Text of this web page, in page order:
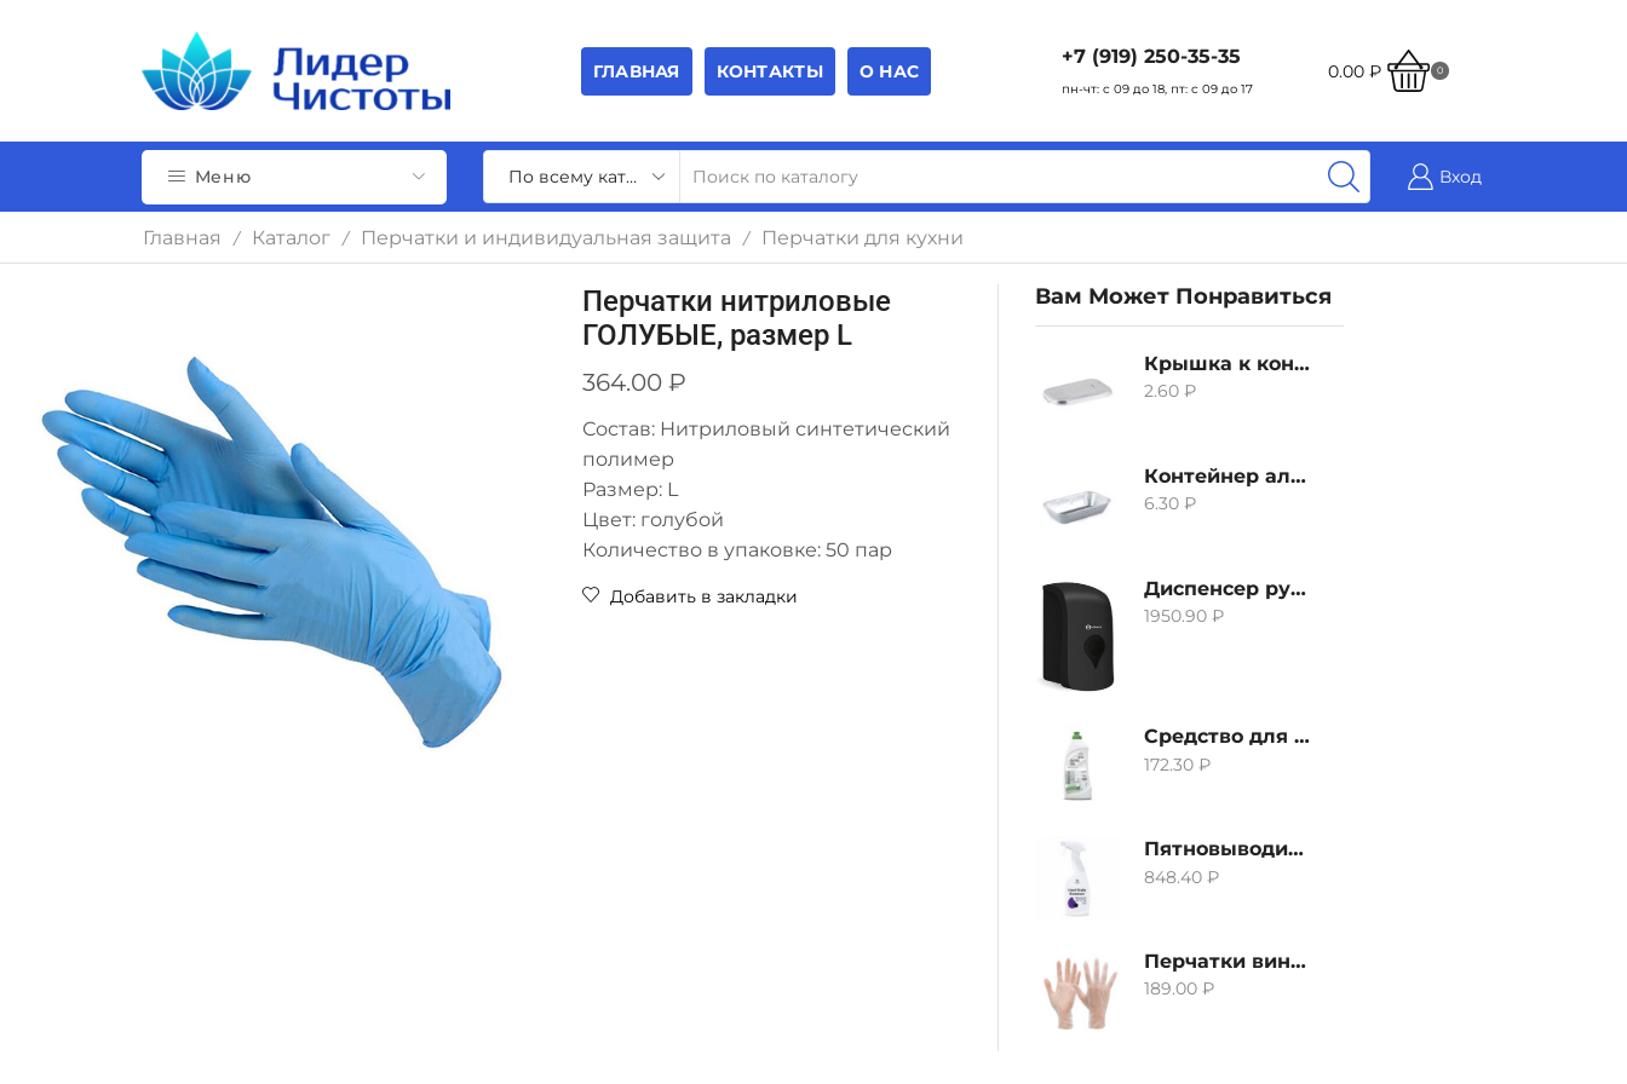
ГЛАВНАЯ КОНТАКТЫ О НАС
+7 (919) 250-35-35
пн-чт: с 09 до 18, пт: с 09 до 17
0.00 ₽ 0
Меню Вход
Главная / Каталог / Перчатки и индивидуальная защита / Перчатки для кухни
Перчатки нитриловые
ГОЛУБЫЕ, размер L
364.00 ₽
Состав: Нитриловый синтетический
полимер
Размер: L
Цвет: голубой
Количество в упаковке: 50 пар
Добавить в закладки
Вам Может Понравиться
Крышка к контейнеру алюминиевого 380мл
2.60₽
Контейнер алюминиевый 380мл
6.30₽
Диспенсер ручной для жидкого мыла Grass IT-0638, черный
1950.90₽
Средство для удаления извести и ржавчины Grass Gloss-Gel, 500мл
172.30₽
Пятновыводитель Grass Hard Stain Remover, 600мл
848.40₽
Перчатки виниловые неопудренные CTP-BS, размер S
189.00₽